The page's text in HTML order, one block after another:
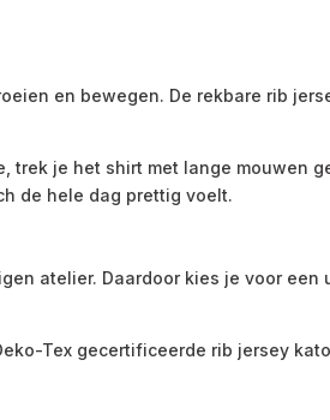
en bewegen. De rekbare rib
je het shirt met lange mouwen
de hele dag prettig voelt.
atelier. Daardoor kies je voor
Tex gecertificeerde rib jersey